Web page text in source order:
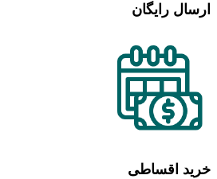
ارسال رایگان
خرید اقساطی